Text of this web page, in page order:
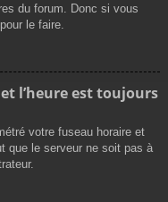
du forum. Donc si vous
le faire.
l’heure est toujours
votre fuseau horaire et
que le serveur ne soit pas à